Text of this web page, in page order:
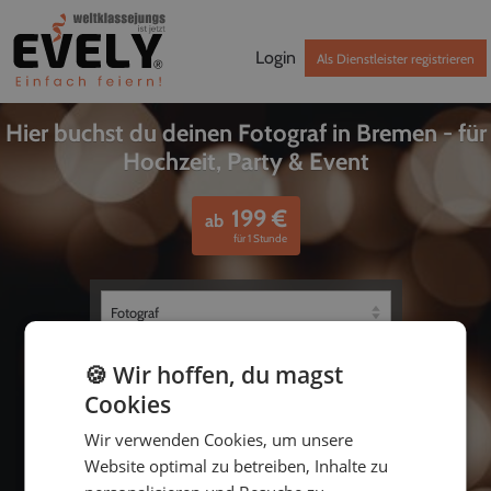
Login Als Dienstleister registrieren
Hier buchst du deinen Fotograf in Bremen - für
Hochzeit, Party & Event
ab 199€
für 1 Stunde
bis
🍪 Wir hoffen, du magst
Cookies
Wir verwenden Cookies, um unsere
Website optimal zu betreiben, Inhalte zu